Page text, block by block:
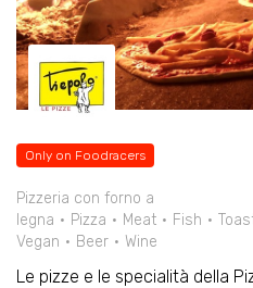
Only on Foodracers
Pizzeria con forno a
legna
Pizza Meat Fish
Vegan
Beer Wine
Le pizze e le specialità della